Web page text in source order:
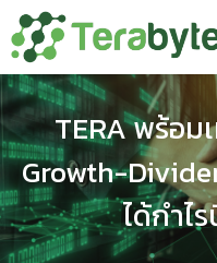
TERA พร้อ
Growth-
ได้กำไ